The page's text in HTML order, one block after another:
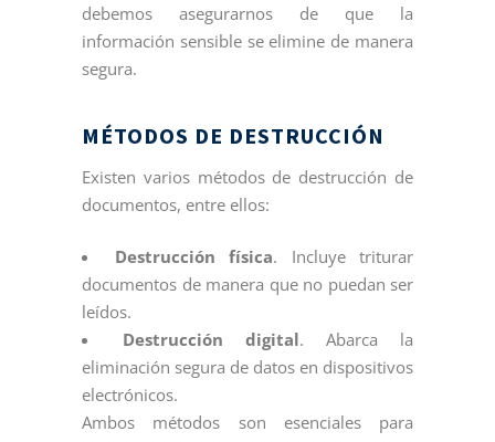
debemos asegurarnos de que la
información sensible se elimine de manera
segura.
MÉTODOS DE DESTRUCCIÓN
Existen varios métodos de destrucción de
documentos, entre ellos:
Destrucción física. Incluye triturar
documentos de manera que no puedan ser
leídos.
Destrucción digital. Abarca la
eliminación segura de datos en dispositivos
electrónicos.
Ambos métodos son esenciales para